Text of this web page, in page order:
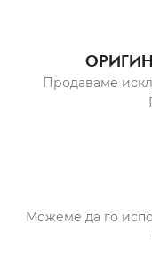
Продаваме
Можеме да го